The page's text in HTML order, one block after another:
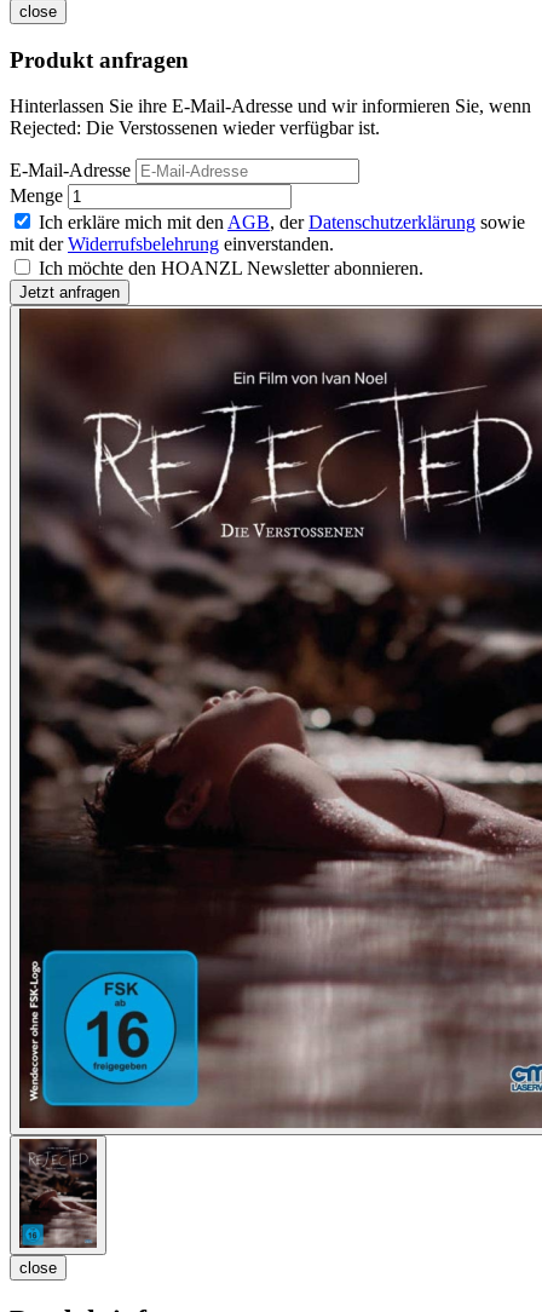
close
Produkt anfragen
Hinterlassen Sie ihre E-Mail-Adresse und wir informieren Sie, wenn
Rejected: Die Verstossenen wieder verfügbar ist.
E-Mail-Adresse
Menge
Ich erkläre mich mit den AGB, derDatenschutzerklärung sowie
mit derWiderrufsbelehrung einverstanden.
Ich möchte den HOANZL Newsletter abonnieren.
close